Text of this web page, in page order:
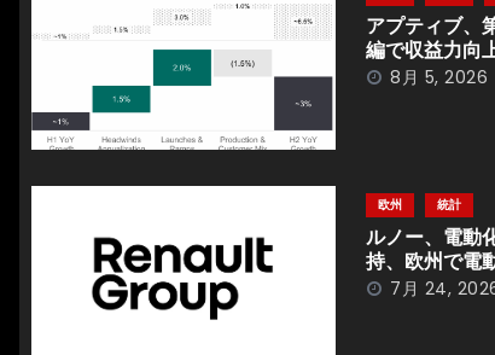
ゲ
シ
ョ
アプティブ、
編で収益力向
8月 5, 2026
欧州 統計
ルノー、電動
持、欧州で電
7月 24,